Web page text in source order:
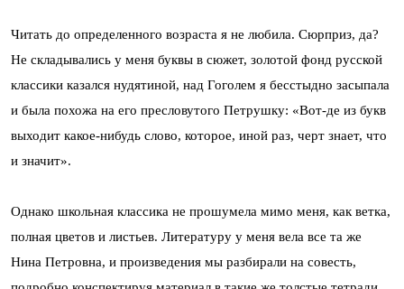
Читать до определенного возраста я не любила. Сюрприз, да?
Не складывались у меня буквы в сюжет, золотой фонд русской
классики казался нудятиной, над Гоголем я бесстыдно засыпала
и была похожа на его пресловутого Петрушку: «Вот-де из букв
выходит какое-нибудь слово, которое, иной раз, черт знает, что
и значит».
Однако школьная классика не прошумела мимо меня, как ветка,
полная цветов и листьев. Литературу у меня вела все та же
Нина Петровна, и произведения мы разбирали на совесть,